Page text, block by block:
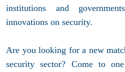
institutions and
innovations on security.
Are you looking for a new
security sector? Come to